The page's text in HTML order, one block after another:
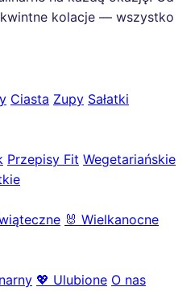
kolacje — wszystko
Ciasta Zupy Sałatki
Przepisy Fit Wegetariańskie
🐰 Wielkanocne
💖 Ulubione O nas